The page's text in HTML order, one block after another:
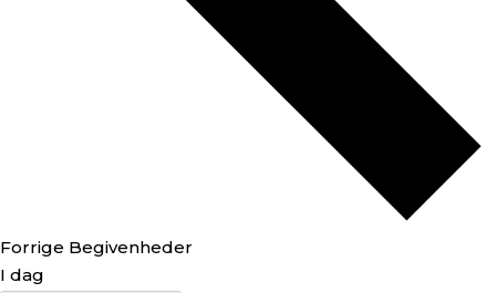
Forrige Begivenheder
I dag